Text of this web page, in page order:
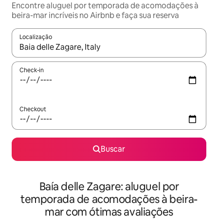
Encontre aluguel por temporada de acomodações à
beira-mar incríveis no Airbnb e faça sua reserva
Localização
Quando os resultados estiverem disponíveis, explore-os
Check-in
Checkout
Buscar
Baía delle Zagare: aluguel por
temporada de acomodações à beira-
mar com ótimas avaliações